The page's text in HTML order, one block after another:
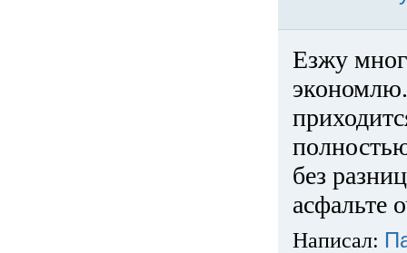
Езжу
без
асфальте
Написал: